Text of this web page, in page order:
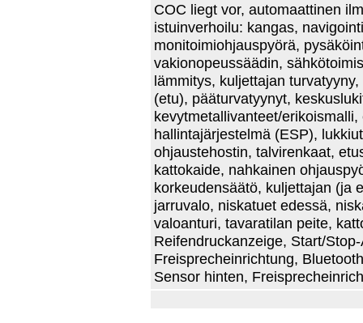
COC liegt vor, automaattinen
istuinverhoilu: kangas,
monitoimiohjauspyörä,
vakionopeussäädin,
lämmitys, kuljettajan
(etu), pääturvatyynyt,
kevytmetallivanteet/
hallintajärjestelmä (ESP),
ohjaustehostin, talvirenkaat,
kattokaide, nahkainen
korkeudensäätö, kuljettajan (ja
jarruvalo, niskatuet edessä,
valoanturi, tavaratilan peite,
Reifendruckanzeige, Start/
Freisprecheinrichtung,
Sensor hinten,